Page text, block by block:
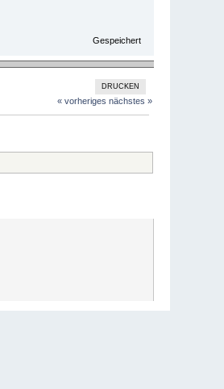
Gespeichert
DRUCKEN
« vorheriges nächstes »